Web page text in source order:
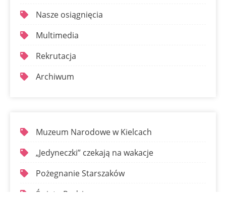
Nasze osiągnięcia
Multimedia
Rekrutacja
Archiwum
Muzeum Narodowe w Kielcach
„Jedyneczki” czekają na wakacje
Pożegnanie Starszaków
Święto Rodziny